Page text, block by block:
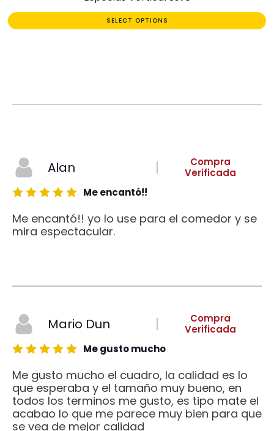
SELECT OPTIONS
Alan
Compra
Verificada
Me encantó!!
Me encantó!! yo lo use para el comedor y se
mira espectacular.
Mario Dun
Compra
Verificada
Me gusto mucho
Me gusto mucho el cuadro, la calidad es lo
que esperaba y el tamaño muy bueno, en
todos los terminos me gusto, es tipo mate el
acabao lo que me parece muy bien para que
se vea de mejor calidad